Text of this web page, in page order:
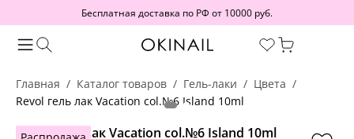
Бесплатная доставка по РФ от 10000 руб.
Главная Каталог товаров Гель-лаки
Цвета
Revol гель лак Vacation col.№6 Island 10ml
Revol гель лак Vacation col.№6 Island 10ml